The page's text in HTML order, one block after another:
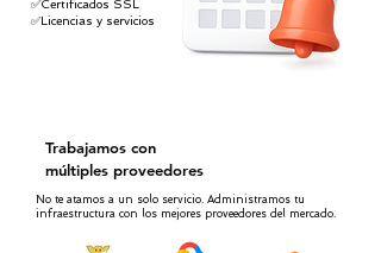
✅Certificados SSL
✅Licencias y servicios
Trabajamos con
múltiples proveedores
No te atamos a un solo servicio. Administramos tu
infraestructura con los mejores proveedores del mercado.